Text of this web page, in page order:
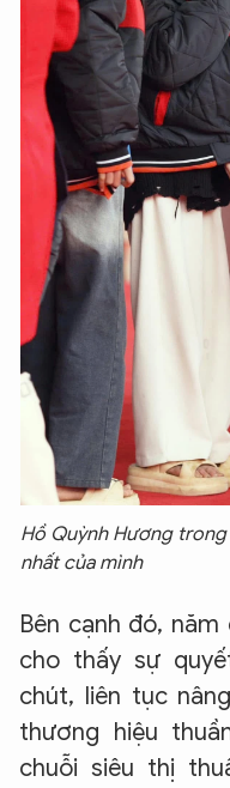
Hồ Quỳnh Hương
nhất của mình
Bên cạnh đó,
cho thấy sự
chút, liên tục
thương hiệu
chuỗi siêu thị